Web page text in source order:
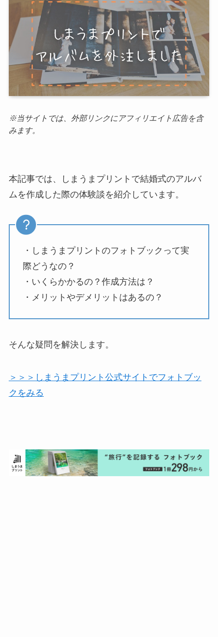
※当サイトでは、外部リンクにアフィリエイト広告を含
みます。
本記事では、しまうまプリントで結婚式のアルバ
ムを作成した際の体験談を紹介しています。
・しまうまプリントのフォトブックって実
際どうなの？
・いくらかかるの？作成方法は？
・メリットやデメリットはあるの？
そんな疑問を解決します。
＞＞＞しまうまプリント公式サイトでフォトブッ
クをみる